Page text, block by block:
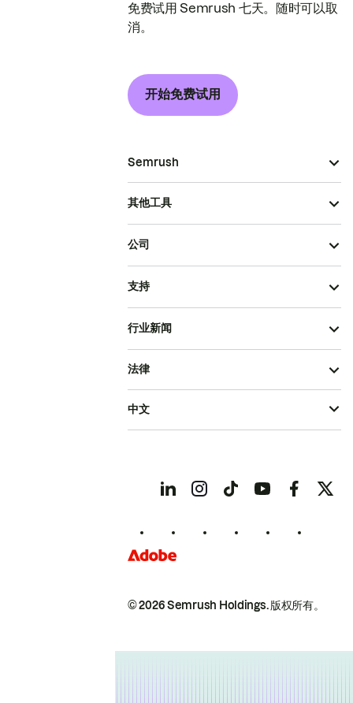
免费试用 Semrush 七天。随时可以取
消。
开始免费试用
Semrush
其他工具
公司
支持
行业新闻
© 2026 Semrush Holdings.版权所有。
法律
中文